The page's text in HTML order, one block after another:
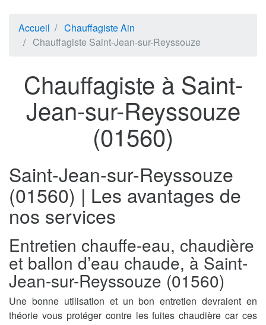
Accueil
Chauffagiste Ain
Chauffagiste Saint-Jean-sur-Reyssouze
Chauffagiste à Saint-
Jean-sur-Reyssouze
(01560)
Saint-Jean-sur-Reyssouze
(01560) | Les avantages de
nos services
Entretien chauffe-eau, chaudière
et ballon d’eau chaude, à Saint-
Jean-sur-Reyssouze (01560)
Une bonne utilisation et un bon entretien devraient en
théorie vous protéger contre les fuites chaudière car ces